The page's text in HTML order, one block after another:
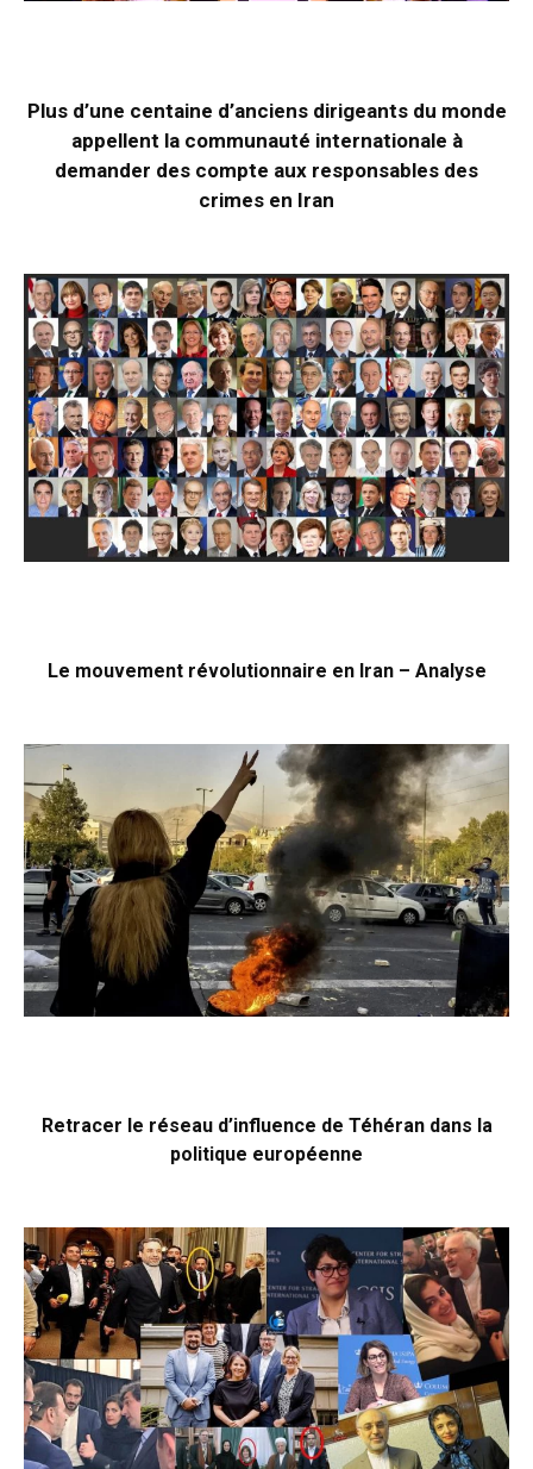
Plus d’une centaine d’anciens dirigeants du monde
appellent la communauté internationale à
demander des compte aux responsables des
crimes en Iran
Le mouvement révolutionnaire en Iran – Analyse
Retracer le réseau d’influence de Téhéran dans la
politique européenne